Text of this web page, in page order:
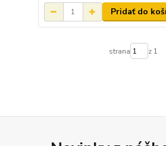
Pridať do
strana z 1